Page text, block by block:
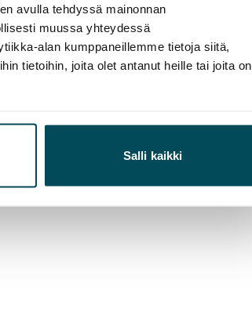
avulla tehdyssä mainonnan
muussa yhteydessä
alan kumppaneillemme tietoja siitä,
tietoihin, joita olet antanut heille tai joita on
Salli kaikki